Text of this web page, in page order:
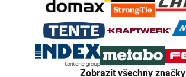
Zobrazit všechny značky